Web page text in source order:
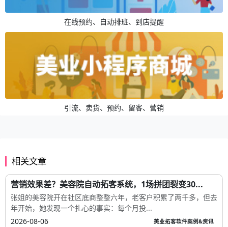
在线预约、自动排班、到店提醒
引流、卖货、预约、留客、营销
相关文章
营销效果差？美容院自动拓客系统，1场拼团裂变30...
张姐的美容院开在社区底商整整六年，老客户积累了两千多，但去
年开始，她发现一个扎心的事实：每个月投...
2026-08-06
美业拓客软件案例&资讯